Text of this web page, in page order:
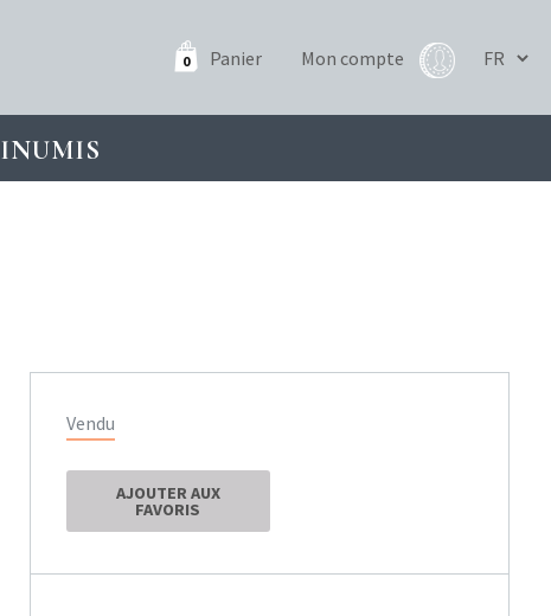
0 Panier Mon compte
INUMIS
Vendu
AJOUTER AUX
FAVORIS